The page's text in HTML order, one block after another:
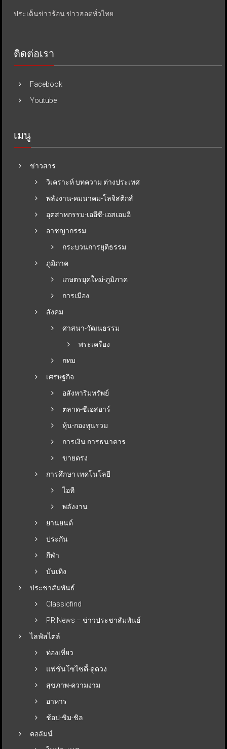
ประเด็นข่าวร้อน ข่าวฮอตทั่วไทย.
ติดต่อเรา
Facebook
Youtube
เมนู
ข่าวสาร
วิเคราะห์ บทความ ต่างประเทศ
พลังงาน-คมนาคม-โลจิสติกส์
อุตสาหกรรม-เออีซี-เอสเอมอี
อาชญากรรม
กระบวนการยุติธรรม
ภูมิภาค
เกษตรยุคใหม่-ภูมิภาค
การเมือง
สังคม
ศาสนา-วัฒนธรรม
พระเครื่อง
กทม
เศรษฐกิจ
อสังหาริมทรัพย์
ตลาด-ซีเอสอาร์
หุ้น-กองทุนรวม
การเงิน การธนาคาร
ขายตรง
การศึกษา เทคโนโลยี
ไอที
พลังงาน
ยานยนต์
ประกัน
กีฬา
บันเทิง
ประชาสัมพันธ์
Classicfind
PR News – ข่าวประชาสัมพันธ์
ไลฟ์สไตล์
ท่องเที่ยว
แฟชั่นโซไซตี้-ดูดวง
สุขภาพ-ความงาม
อาหาร
ช้อป-ชิม-ชิล
คอลัมน์